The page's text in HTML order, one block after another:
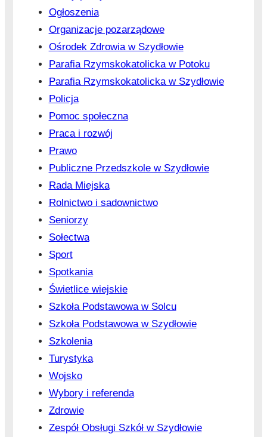
Ogłoszenia
Organizacje pozarządowe
Ośrodek Zdrowia w Szydłowie
Parafia Rzymskokatolicka w Potoku
Parafia Rzymskokatolicka w Szydłowie
Policja
Pomoc społeczna
Praca i rozwój
Prawo
Publiczne Przedszkole w Szydłowie
Rada Miejska
Rolnictwo i sadownictwo
Seniorzy
Sołectwa
Sport
Spotkania
Świetlice wiejskie
Szkoła Podstawowa w Solcu
Szkoła Podstawowa w Szydłowie
Szkolenia
Turystyka
Wojsko
Wybory i referenda
Zdrowie
Zespół Obsługi Szkół w Szydłowie